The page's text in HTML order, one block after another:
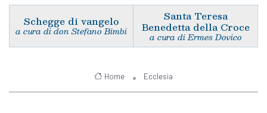
Schegge di vangelo
a cura di don Stefano Bimbi
Santa Teresa
Benedetta della Croce
a cura di Ermes Dovico
Home Ecclesia